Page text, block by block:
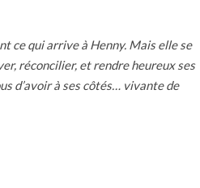
ce qui arrive à Henny. Mais elle se
réconcilier, et rendre heureux ses
d’avoir à ses côtés… vivante de